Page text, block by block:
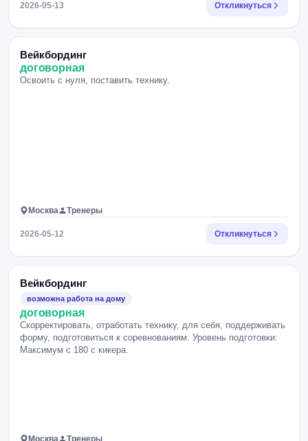
2026-05-13 Откликнуться
Вейкбординг
договорная
Освоить с нуля, поставить технику.
Москва Тренеры
2026-05-12 Откликнуться
Вейкбординг
возможна работа на дому
договорная
Скорректировать, отработать технику, для себя, поддерживать
форму, подготовиться к соревнованиям. Уровень подготовки:
Максимум с 180 с кикера.
Москва Тренеры